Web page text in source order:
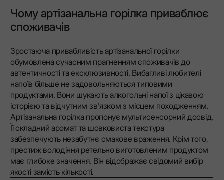
Чому артізанальна горілка приваблює
споживачів
Зростаюча привабливість артізанальної горілки
обумовлена сучасним прагненням споживачів до
автентичності та ексклюзивності. Вибагливі любителі
напоїв більше не задовольняються типовими
продуктами. Вони шукають алкогольні напої з цікавою
історією та відчутним зв'язком з місцем походженням.
Артізанальна горілка пропонує мультисенсорний досвід.
Її складний аромат та шовковиста текстура
забезпечують незабутнє смакове враження. Крім того,
престиж володіння ретельно виготовленим продуктом
має глибоке значення. Він відображає свідомий вибір
якості замість кількості.